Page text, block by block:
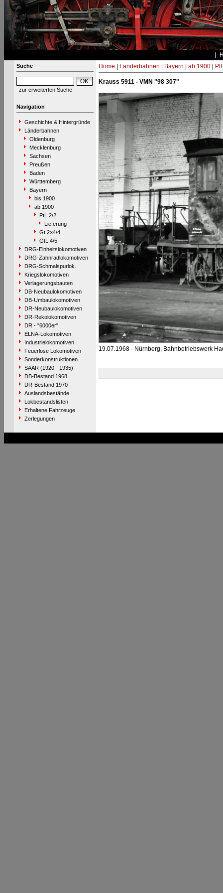
Suche
zur erweiterten Suche
Navigation
Geschichte & Hintergründe
Länderbahnen
Oldenburg
Mecklenburg
Sachsen
Preußen
Baden
Württemberg
Bayern
bis 1900
ab 1900
PtL 2/2
Lieferung
Gt 2×4/4
GtL 4/5
DRG-Einheitslokomotiven
DRG-Zahnradlokomotiven
DRG-Schmalspurlok.
Kriegslokomotiven
Verlagerungsbauten
DB-Neubaulokomotiven
DB-Umbaulokomotiven
DR-Neubaulokomotiven
DR-Rekolokomotiven
DR - "6000er"
ELNA-Lokomotiven
Industrielokomotiven
Feuerlose Lokomotiven
Sonderkonstruktionen
SAAR (1920 - 1935)
DB-Bestand 1968
DR-Bestand 1970
Auslandsbestände
Lokbestandslisten
Erhaltene Fahrzeuge
Zerlegungen
Home Länderbahnen Bayern ab 1900|
Krauss 5911 - VMN "98 307"
19.07.1968 - Nürnberg, Bahnbetriebswerk